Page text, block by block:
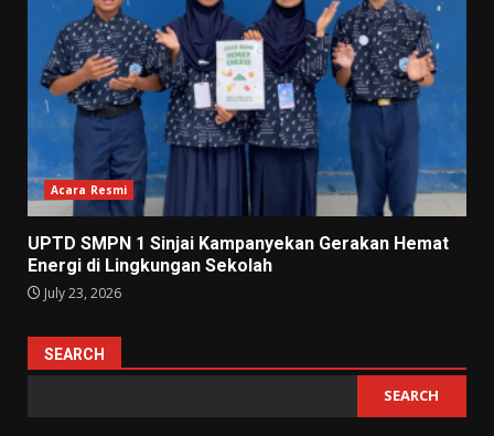
Acara Resmi
UPTD SMPN 1 Sinjai Kampanyekan Gerakan Hemat
Energi di Lingkungan Sekolah
July 23, 2026
SEARCH
SEARCH